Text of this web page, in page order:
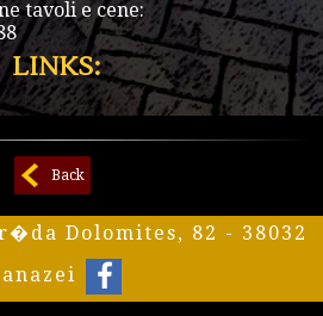
tavoli e cene:
LINKS:
Back
Dolomites, 82 - 38032